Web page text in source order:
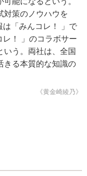
対策のノウハウを
は「みんコレ！ 」で
！ 」のコラボサー
いう。両社は、全国
きる本質的な知識の
《黄金崎綾乃》